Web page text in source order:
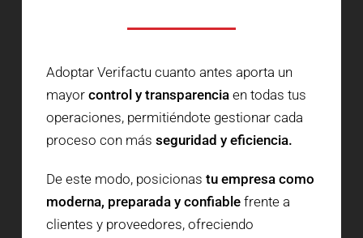
Adoptar Verifactu cuanto antes aporta un
mayorcontrol y transparencia en todas tus
operaciones, permitiéndote gestionar cada
proceso con másseguridad y eficiencia.
De este modo, posicionas tu empresa como
moderna, preparada y confiable frente a
clientes y proveedores, ofreciendo